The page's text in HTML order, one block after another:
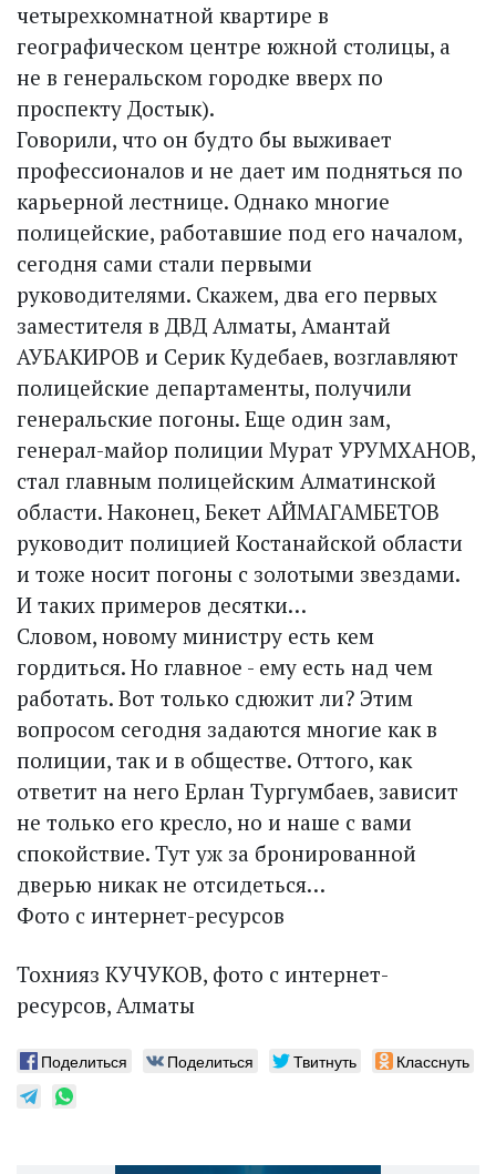
четырехкомнатной квартире в
географическом центре южной столицы, а
не в генеральском городке вверх по
проспекту Достык).
Говорили, что он будто бы выживает
профессионалов и не дает им подняться по
карьерной лестнице. Однако многие
полицейские, работавшие под его началом,
сегодня сами стали первыми
руководителями. Скажем, два его первых
заместителя в ДВД Алматы, Амантай
АУБАКИРОВ и Серик Кудебаев, возглавляют
полицейские департаменты, получили
генеральские погоны. Еще один зам,
генерал-майор полиции Мурат УРУМХАНОВ,
стал главным полицейским Алматинской
области. Наконец, Бекет АЙМАГАМБЕТОВ
руководит полицией Костанайской области
и тоже носит погоны с золотыми звездами.
И таких примеров десятки…
Словом, новому министру есть кем
гордиться. Но главное - ему есть над чем
работать. Вот только сдюжит ли? Этим
вопросом сегодня задаются многие как в
полиции, так и в обществе. Оттого, как
ответит на него Ерлан Тургумбаев, зависит
не только его кресло, но и наше с вами
спокойствие. Тут уж за бронированной
дверью никак не отсидеться…
Фото с интернет-ресурсов
Тохнияз КУЧУКОВ, фото с интернет-
ресурсов, Алматы
Поделиться Поделиться Твитнуть Класснуть